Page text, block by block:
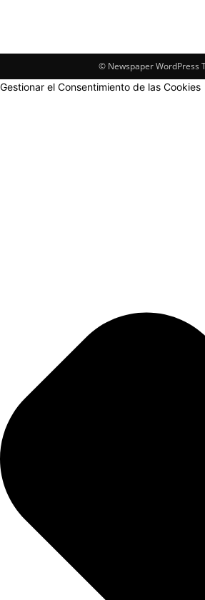
© Newspaper WordPress
Gestionar el Consentimiento de las Cookies